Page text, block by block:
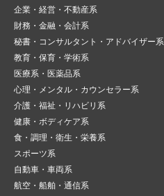
企業・経営・不動産系
財務・金融・会計系
秘書・コンサルタント・アドバイザー系
教育・保育・学術系
医療系・医薬品系
心理・メンタル・カウンセラー系
介護・福祉・リハビリ系
健康・ボディケア系
食・調理・衛生・栄養系
スポーツ系
自動車・車両系
航空・船舶・通信系